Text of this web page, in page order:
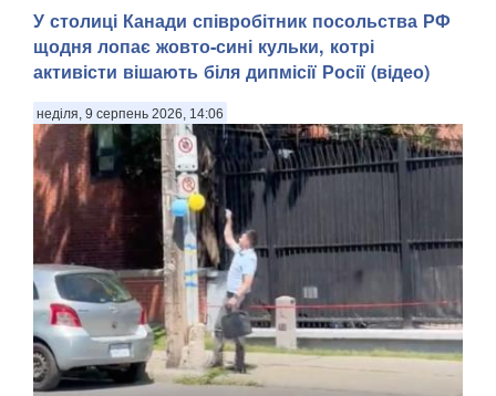
У столиці Канади співробітник посольства РФ
щодня лопає жовто-сині кульки, котрі
активісти вішають біля дипмісії Росії (відео)
неділя, 9 серпень 2026, 14:06